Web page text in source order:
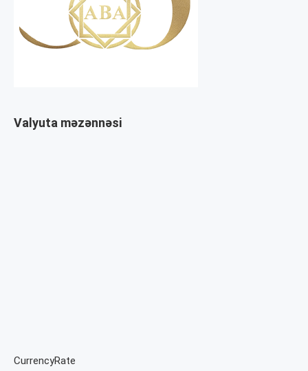
Valyuta məzənnəsi
CurrencyRate